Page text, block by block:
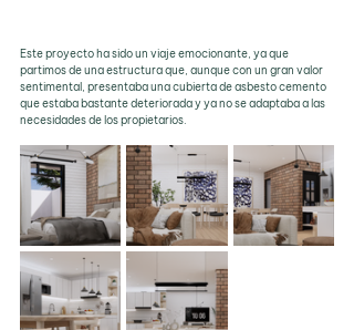
Este proyecto ha sido un viaje emocionante, ya que
partimos de una estructura que, aunque con un gran valor
sentimental, presentaba una cubierta de asbesto cemento
que estaba bastante deteriorada y ya no se adaptaba a las
necesidades de los propietarios.